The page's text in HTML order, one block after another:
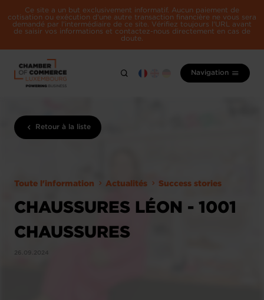
Ce site a un but exclusivement informatif. Aucun paiement de
cotisation ou exécution d'une autre transaction financière ne vous sera
demandé par l'intermédiaire de ce site. Vérifiez toujours l'URL avant
de saisir vos informations et contactez-nous directement en cas de
doute.
Navigation
Retour à la liste
Toute l'information Actualités Success stories
CHAUSSURES LÉON - 1001
CHAUSSURES
26.09.2024